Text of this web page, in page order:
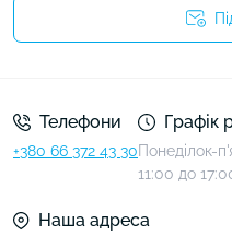
Телефони
+380 66 372 43 30
Графік
Понеділок-
11:00 до
Наша адреса